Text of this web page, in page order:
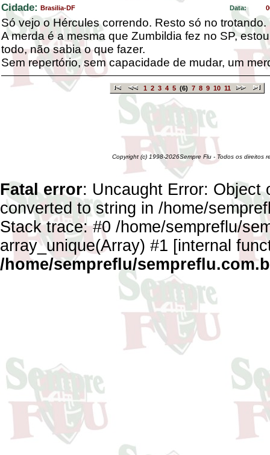
Cidade: Brasilia-DF Data:
Só vejo o Hércules correndo. Resto só no trotando.
A merda é a mesma que Zumbildia fez no SP,
todo, não sabia o que fazer.
Sem repertório, sem capacidade de mudar, um
1 2 3 4 5 (6) 7 8 9 10 11
Copyright (c) 1998-2026Sempre Flu - Todos os direitos
Fatal error: Uncaught Error: Object
converted to string in /home/
Stack trace: #0 /home/sempreflu/
array_unique(Array) #1 [internal
/home/sempreflu/